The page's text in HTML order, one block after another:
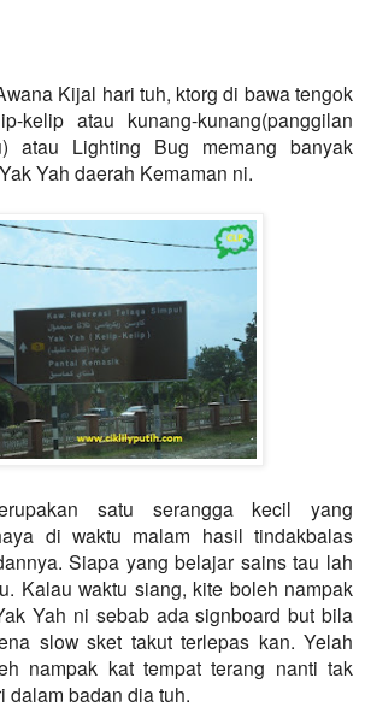
Kijal hari tuh, ktorg di bawa tengok
kelip atau kunang-kunang(panggilan
atau Lighting Bug memang banyak
Yah daerah Kemaman ni.
satu serangga kecil yang
di waktu malam hasil tindakbalas
Siapa yang belajar sains tau lah
Kalau waktu siang, kite boleh nampak
Yah ni sebab ada signboard but bila
slow sket takut terlepas kan. Yelah
nampak kat tempat terang nanti tak
dalam badan dia tuh.